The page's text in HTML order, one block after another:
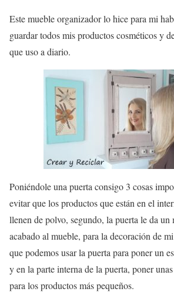
Este mueble organizador lo hice para mi
guardar todos mis productos cosméticos y
que uso a diario.
Poniéndole una puerta consigo 3 cosas
evitar que los productos que están en el
llenen de polvo, segundo, la puerta le da un
acabado al mueble, para la decoración de
que podemos usar la puerta para poner un
y en la parte interna de la puerta, poner
para los productos más pequeños.